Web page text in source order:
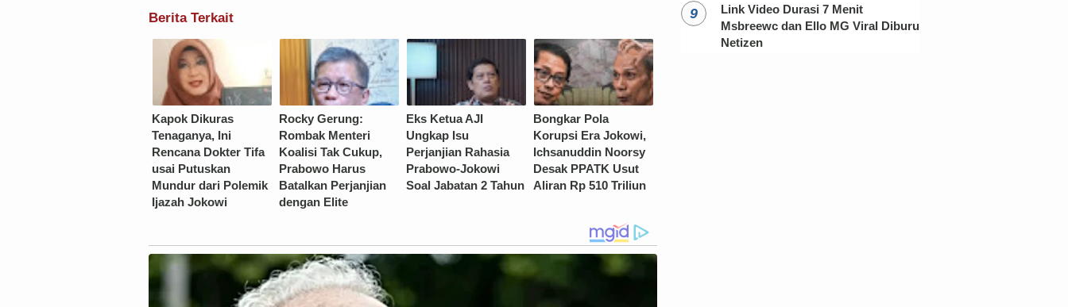
Berita Terkait
Kapok Dikuras
Tenaganya, Ini
Rencana Dokter Tifa
usai Putuskan
Mundur dari Polemik
Ijazah Jokowi
Rocky Gerung:
Rombak Menteri
Koalisi Tak Cukup,
Prabowo Harus
Batalkan Perjanjian
dengan Elite
Eks Ketua AJI
Ungkap Isu
Perjanjian Rahasia
Prabowo-Jokowi
Soal Jabatan 2 Tahun
Bongkar Pola
Korupsi Era Jokowi,
Ichsanuddin Noorsy
Desak PPATK Usut
Aliran Rp 510 Triliun
Link Video Durasi 7 Menit
Msbreewc dan Ello MG Viral Diburu
Netizen